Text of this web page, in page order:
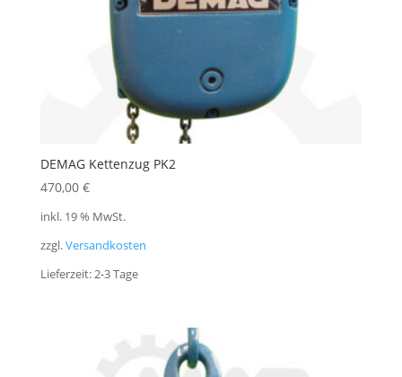
DEMAG Kettenzug PK2
470,00 €
inkl. 19 % MwSt.
zzgl.Versandkosten
Lieferzeit:2-3 Tage